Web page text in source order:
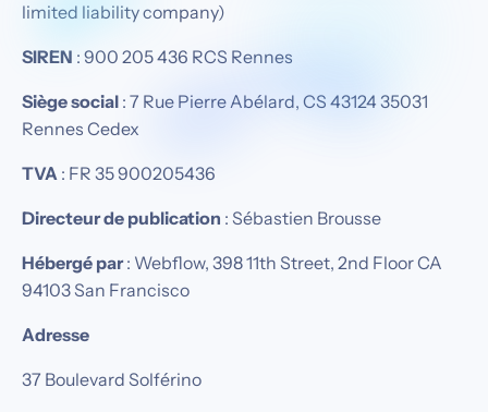
limited liability company)
SIREN : 900 205 436 RCS Rennes‍
Siège social : 7 Rue Pierre Abélard, CS 43124 35031
Rennes Cedex‍
TVA : FR 35 900205436‍
Directeur de publication : Sébastien Brousse‍
Hébergé par: Webflow, 398 11th Street, 2nd Floor CA
94103 San Francisco
Adresse
37 Boulevard Solférino